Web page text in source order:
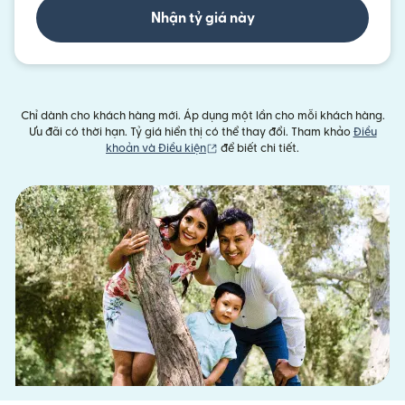
Nhận tỷ giá này
Chỉ dành cho khách hàng mới. Áp dụng một lần cho mỗi khách hàng.
Ưu đãi có thời hạn. Tỷ giá hiển thị có thể thay đổi. Tham khảo Điều
khoản và Điều kiện
(mở trong cửa sổ mới)
để biết chi tiết.